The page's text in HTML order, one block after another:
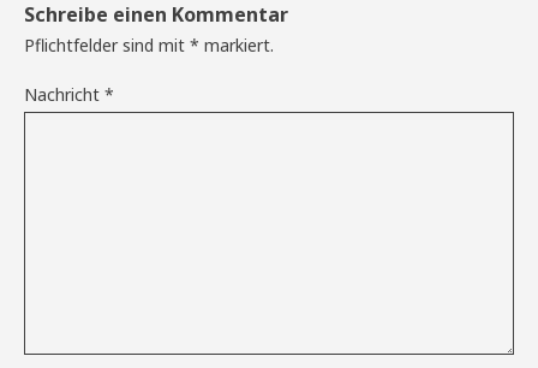
Schreibe einen Kommentar
Pflichtfelder sind mit * markiert.
Nachricht *